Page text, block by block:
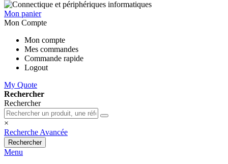
Mon panier
Mon Compte
Mon compte
Mes commandes
Commande rapide
Logout
My Quote
Rechercher
Rechercher
×
Recherche Avancée
Rechercher
Menu